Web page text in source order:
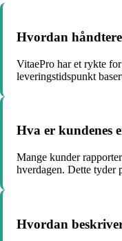
Hvordan
VitaePro har et rykte
leveringstidspunkt
Hva er kundenes
Mange kunder
hverdagen. Dette tyder
Hvordan